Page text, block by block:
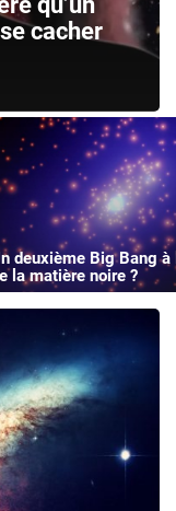
cacher
deuxième Big Bang à
la matière noire ?